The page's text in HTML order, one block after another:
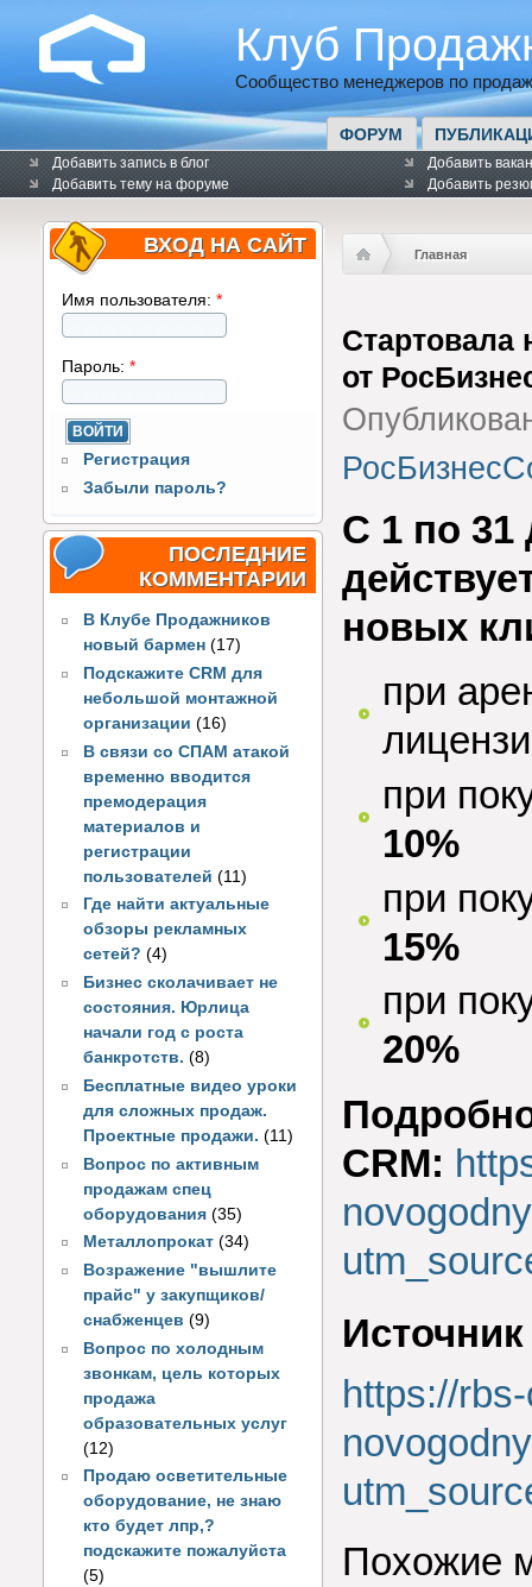
Клуб
Сообщество менеджеров по
ФОРУМ
Добавить запись в блог
Добавить тему на форуме
Добавить
Добавить
ВХОД НА САЙТ
Имя пользователя: *
Пароль: *
Регистрация
Забыли пароль?
ПОСЛЕДНИЕ
КОММЕНТАРИИ
В Клубе Продажников
новый бармен (17)
Подскажите CRM для
небольшой монтажной
организации (16)
В связи со СПАМ атакой
временно вводится
премодерация
материалов и
регистрации
пользователей(11)
Где найти актуальные
обзоры рекламных
сетей? (4)
Бизнес сколачивает не
состояния. Юрлица
начали год с роста
банкротств. (8)
Бесплатные видео уроки
для сложных продаж.
Проектные продажи. (11)
Вопрос по активным
продажам спец
оборудования (35)
Металлопрокат (34)
Возражение "вышлите
прайс" у закупщиков/
снабженцев (9)
Вопрос по холодным
звонкам, цель которых
продажа
образовательных услуг
(12)
Продаю осветительные
оборудование, не знаю
кто будет лпр,?
подскажите пожалуйста
(5)
Главная
Стартовала
от
C 1 по 31
новых
при
при
10%
при
15%
при
20%
CRM:
https://
Похожие